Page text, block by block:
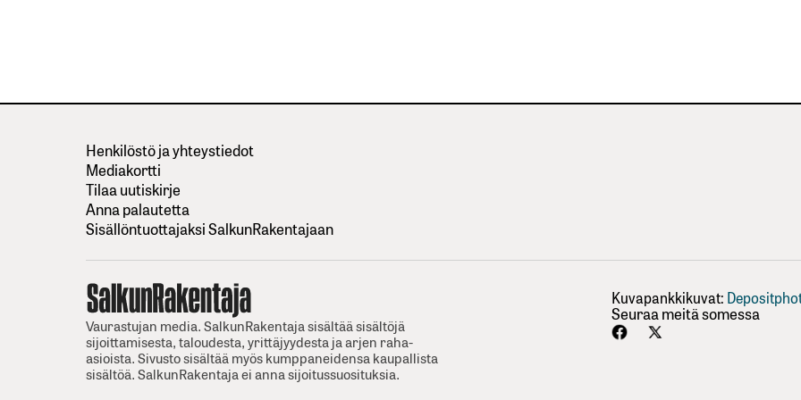
Vaurastujan media. SalkunRakentaja sisältää sisältöjä
sijoittamisesta, taloudesta, yrittäjyydesta ja arjen raha-
asioista. Sivusto sisältää myös kumppaneidensa kaupallista
sisältöä. SalkunRakentaja ei anna sijoitussuosituksia.
Henkilöstö ja yhteystiedot
Mediakortti
Tilaa uutiskirje
Anna palautetta
Sisällöntuottajaksi SalkunRakentajaan
Kuvapankkikuvat:
Seuraa meitä somessa